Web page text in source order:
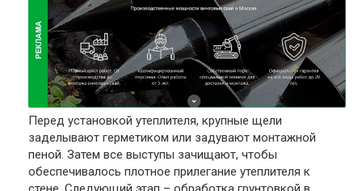
Перед установкой утеплителя, крупные щели
заделывают герметиком или задувают монтажной
пеной. Затем все выступы зачищают, чтобы
обеспечивалось плотное прилегание утеплителя к